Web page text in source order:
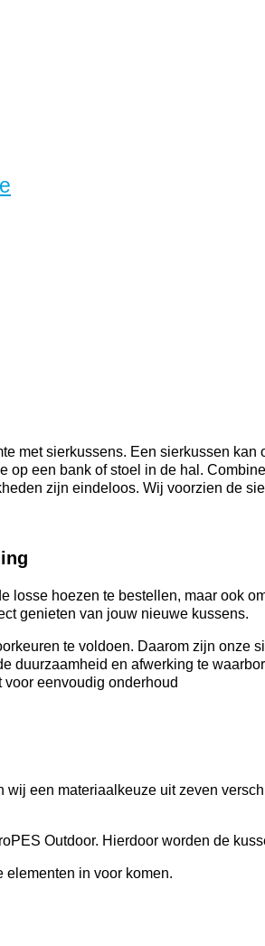
met sierkussens. Een sierkussen
op een bank of stoel in de hal.
zijn eindeloos. Wij voorzien de
hoezen te bestellen, maar ook
genieten van jouw nieuwe kussens.
te voldoen. Daarom zijn
duurzaamheid en afwerking te
eenvoudig onderhoud
een materiaalkeuze uit zeven
Outdoor. Hierdoor worden de
elementen in voor komen.